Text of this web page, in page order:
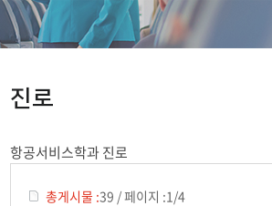
진로
항공서비스학과 진로
총게시물 :39 /페이지 :1/4